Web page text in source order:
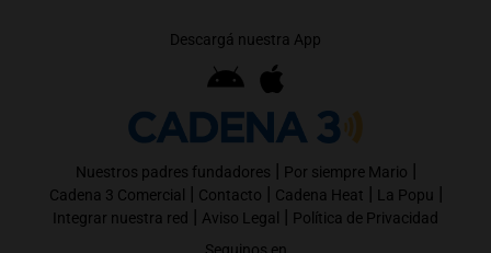
Descargá nuestra App
Nuestros padres fundadores | Por siempre Mario |
Cadena 3 Comercial | Contacto | Cadena Heat | La Popu |
Integrar nuestra red | Aviso Legal | Política de Privacidad